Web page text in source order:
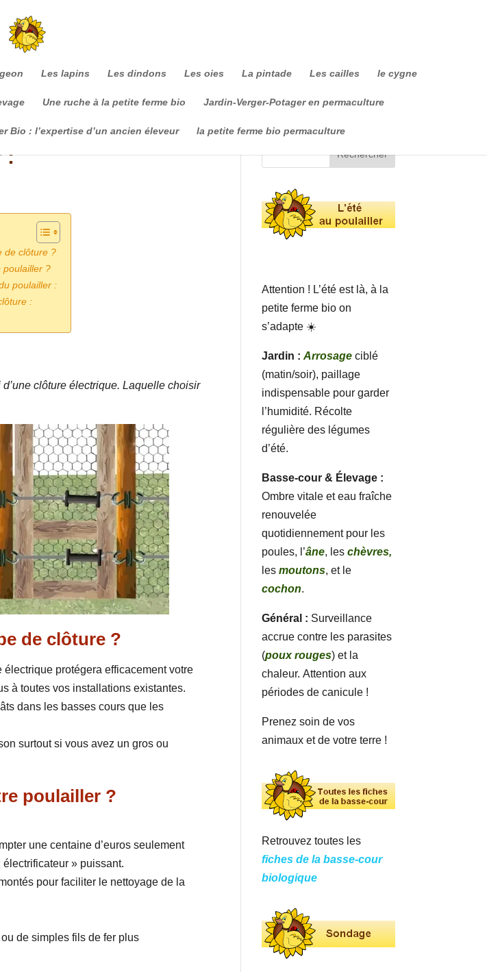
Les lapins Les dindons Les oies La pintade Les cailles le cygne
Une ruche à la petite ferme bio Jardin-Verger-Potager en permaculture
Bio : l’expertise d’un ancien éleveur la petite ferme bio permaculture
:
de clôture ?
poulailler ?
poulailler :
:
clôture électrique. Laquelle choisir
de clôture ?
protégera efficacement votre
à toutes vos installations existantes.
dans les basses cours que les
surtout si vous avez un gros ou
poulailler ?
une centaine d’euros seulement
» puissant.
pour faciliter le nettoyage de la
de simples fils de fer plus
Attention ! L’été est là, à la
petite ferme bio on
s’adapte ☀️
Jardin : Arrosage ciblé
(matin/soir), paillage
indispensable pour garder
l’humidité. Récolte
régulière des légumes
d’été.
Basse-cour & Élevage :
Ombre vitale et eau fraîche
renouvelée
quotidiennement pour les
poules, l’âne, leschèvres,
lesmoutons, et le
cochon.
Général : Surveillance
accrue contre les parasites
(poux rouges) et la
chaleur. Attention aux
périodes de canicule !
Prenez soin de vos
animaux et de votre terre !
Retrouvez toutes les
fiches de la basse-cour
biologique